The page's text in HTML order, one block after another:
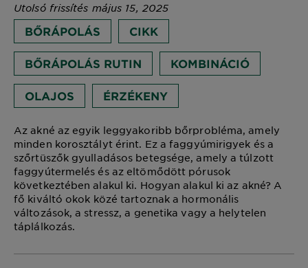
Utolsó frissítés május 15, 2025
BŐRÁPOLÁS CIKK
BŐRÁPOLÁS RUTIN KOMBINÁCIÓ
OLAJOS ÉRZÉKENY
Az akné az egyik leggyakoribb bőrprobléma, amely
minden korosztályt érint. Ez a faggyúmirigyek és a
szőrtüszők gyulladásos betegsége, amely a túlzott
faggyútermelés és az eltömődött pórusok
következtében alakul ki. Hogyan alakul ki az akné? A
fő kiváltó okok közé tartoznak a hormonális
változások, a stressz, a genetika vagy a helytelen
táplálkozás.